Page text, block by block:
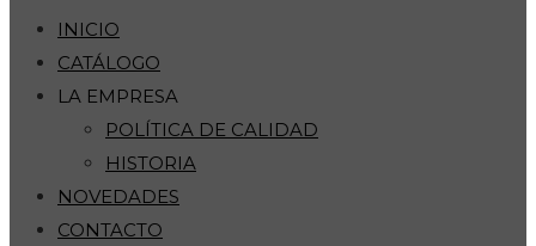
INICIO
CATÁLOGO
LA EMPRESA
POLÍTICA DE CALIDAD
HISTORIA
NOVEDADES
CONTACTO